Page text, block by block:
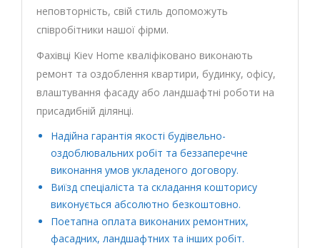
неповторність, свій стиль допоможуть
співробітники нашої фірми.
Фахівці Kiev Home кваліфіковано виконають
ремонт та оздоблення квартири, будинку, офісу,
влаштування фасаду або ландшафтні роботи на
присадибній ділянці.
Надійна гарантія якості будівельно-
оздоблювальних робіт та беззаперечне
виконання умов укладеного договору.
Виїзд спеціаліста та складання кошторису
виконується абсолютно безкоштовно.
Поетапна оплата виконаних ремонтних,
фасадних, ландшафтних та інших робіт.